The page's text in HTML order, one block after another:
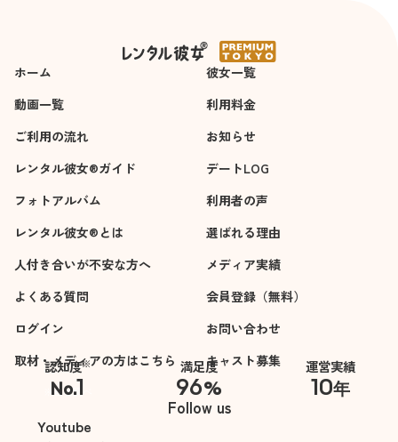
デート中も全力で向
き合ってくれて、と
ても充実した時間を
すごさせてもらいま
した。まっすぐな瞳
でみつめられたらき
っとドキドキしてし
まいますよ。
皆さんも、一度体験
されてみてくださ
い。
ホーム
彼女一覧
動画一覧
利用料金
ご利用の流れ
お知らせ
レンタル彼女®ガイド
デートLOG
フォトアルバム
利用者の声
レンタル彼女®とは
選ばれる理由
人付き合いが不安な方へ
メディア実績
よくある質問
会員登録（無料）
ログイン
お問い合わせ
取材・メディアの方はこちら
キャスト募集
認知度※
No.1
※自社調べ
満足度
96%
運営実績
10年
Follow us
Youtube